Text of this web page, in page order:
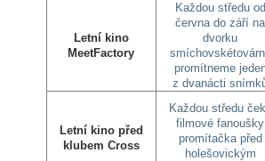
Letní kino
MeetFactory
Každou středu od
června do září na
dvorku
promítneme
z dvanácti
Letní kino před
klubem Cross
Každou středu
filmové fanoušky
promítačka před
holešovickým